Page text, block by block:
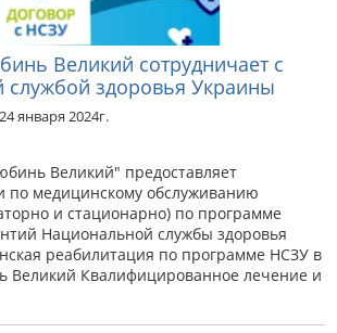
Великий сотрудничает с
здоровья Украины
24 января 2024г.
Великий" предоставляет
по медицинскому обслуживанию
и стационарно) по программе
Национальной службы здоровья
реабилитация по программе НСЗУ в
Великий Квалифицированное лечение и